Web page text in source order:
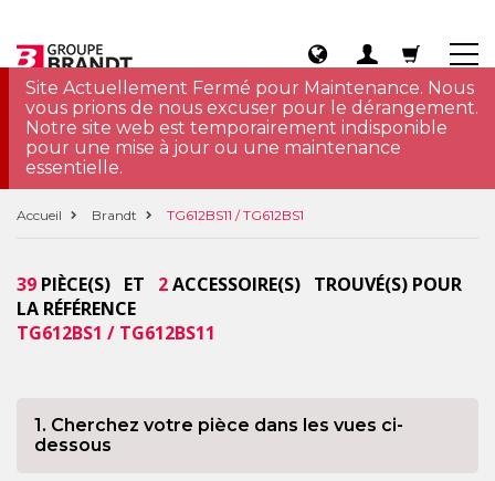
Site Actuellement Fermé pour Maintenance. Nous
vous prions de nous excuser pour le dérangement.
Notre site web est temporairement indisponible
pour une mise à jour ou une maintenance
essentielle.
Accueil Brandt TG612BS11 / TG612BS1
39 PIÈCE(S) ET 2ACCESSOIRE(S) TROUVÉ(S) POUR
LA RÉFÉRENCE
TG612BS1 / TG612BS11
1. Cherchez votre pièce dans les vues ci-
dessous